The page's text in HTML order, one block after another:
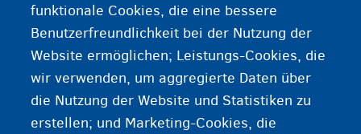
CAW West-Vlaanderen
ADDE, französischsprachiger Teil Belgiens
funktionale Cookies, die eine bessere
Benutzerfreundlichkeit bei der Nutzung der
Website ermöglichen; Leistungs-Cookies, die
wir verwenden, um aggregierte Daten über
die Nutzung der Website und Statistiken zu
erstellen; und Marketing-Cookies, die